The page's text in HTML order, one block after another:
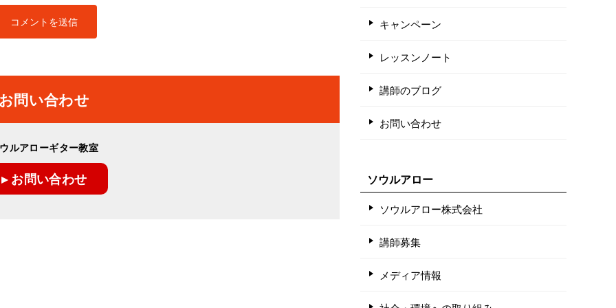
問い合わせ
ルアローギター教室
▸ お問い合わせ
キャンペーン
レッスンノート
講師のブログ
お問い合わせ
ソウルアロー
ソウルアロー株式会社
講師募集
メディア情報